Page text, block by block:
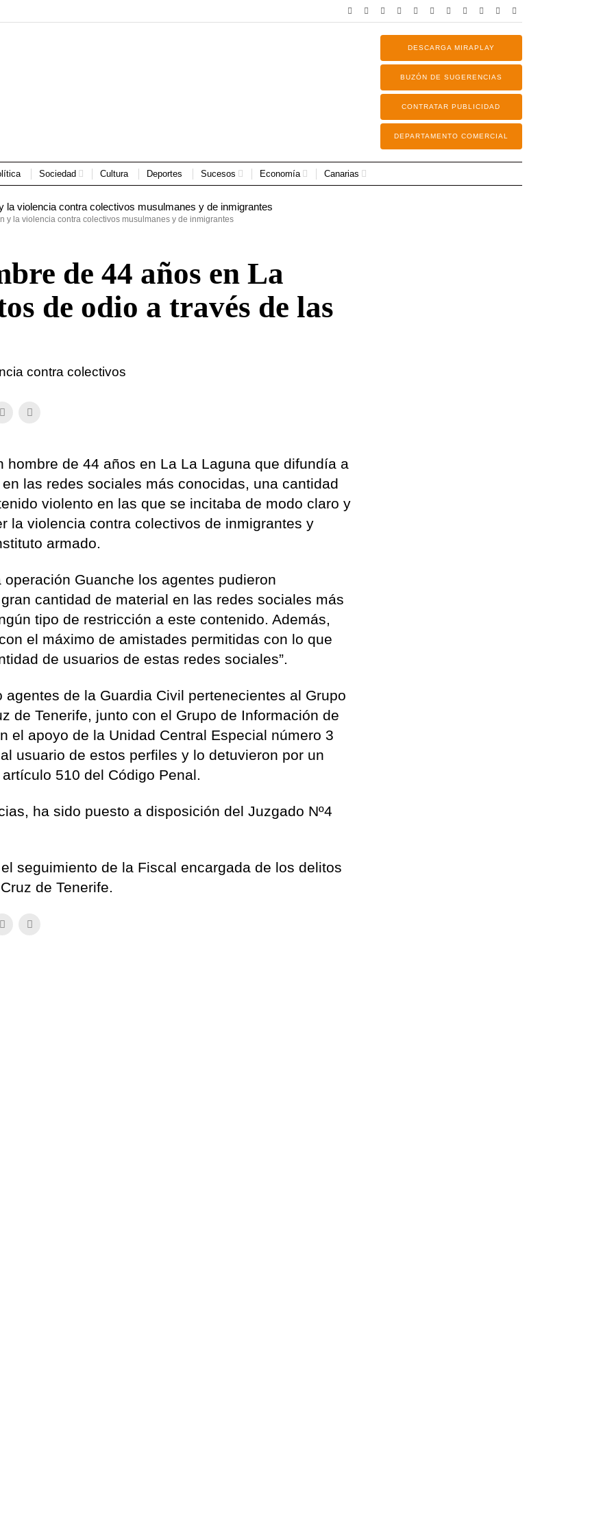
DESCARGA MIRAPLAY
BUZÓN DE SUGERENCIAS
CONTRATAR PUBLICIDAD
DEPARTAMENTO COMERCIAL
Sociedad Cultura Deportes Sucesos Economía Canarias
y la violencia contra colectivos musulmanes y de inmigrantes
de 44 años en La
de odio a través de las
contra colectivos
hombre de 44 años en La La Laguna que difundía a
las redes sociales más conocidas, una cantidad
violento en las que se incitaba de modo claro y
la violencia contra colectivos de inmigrantes y
armado.
Guanche los agentes pudieron
cantidad de material en las redes sociales más
tipo de restricción a este contenido. Además,
el máximo de amistades permitidas con lo que
de usuarios de estas redes sociales”.
de la Guardia Civil pertenecientes al Grupo
de Tenerife, junto con el Grupo de Información de
el apoyo de la Unidad Central Especial número 3
usuario de estos perfiles y lo detuvieron por un
510 del Código Penal.
ha sido puesto a disposición del Juzgado Nº4
seguimiento de la Fiscal encargada de los delitos
de Tenerife.